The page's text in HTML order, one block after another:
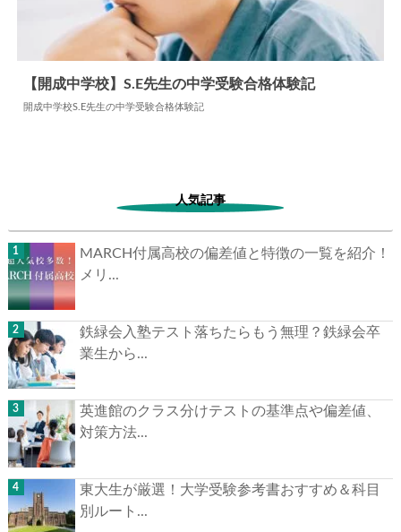
【開成中学校】S.E先生の中学受験合格体験記
開成中学校S.E先生の中学受験合格体験記
人気記事
MARCH付属高校の偏差値と特徴の一覧を紹介！
メリ...
鉄緑会入塾テスト落ちたらもう無理？鉄緑会卒
業生から...
英進館のクラス分けテストの基準点や偏差値、
対策方法...
東大生が厳選！大学受験参考書おすすめ＆科目
別ルート...